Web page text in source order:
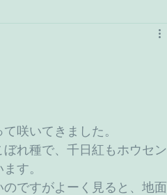
咲いてきました。
ぼれ種で、千日紅もホウセン
す。
ですがよーく見ると、地面